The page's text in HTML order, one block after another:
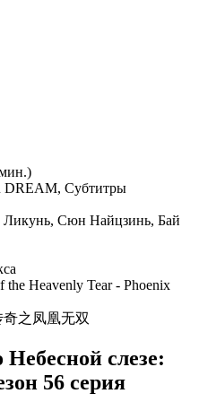
DREAM, Субтитры
Сюн Найцзинь, Бай
the Heavenly Tear - Phoenix
奇之凤凰无双
слезе:
56 серия